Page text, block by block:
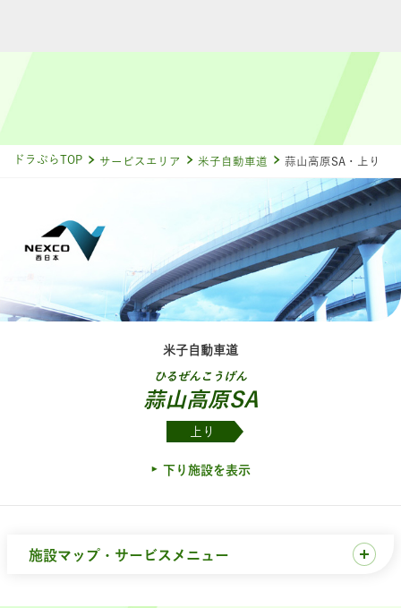
ドラぷらTOP サービスエリア 米子自動車道 蒜山高原SA・上り
米子自動車道
ひるぜんこうげん
蒜山高原SA
上り
下り施設を表示
施設マップ・サービスメニュー